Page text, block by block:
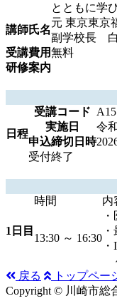
とともに学
講師氏名
元 東京東京
副学校長
受講費用無料
研修案内
日程
受講コード A15
実施日
令
申込締切日時
受付終了
1日目
時間 内
13:30 ～ 16:30
戻る
トップペー
Copyright © 川崎市総